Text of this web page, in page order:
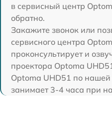
в сервисный центр
обратно.
Закажите звонок или
сервисного центра
проконсультирует и
проектора Optoma
Optoma UHD51 по нашей
занимает 3-4 часа при